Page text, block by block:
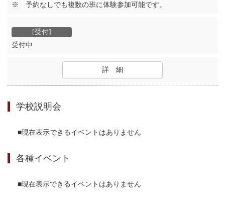
※ 予約なしでも複数の班に体験参加可能です。
受付中
詳 細
学校説明会
■現在表示できるイベントはありません
各種イベント
■現在表示できるイベントはありません